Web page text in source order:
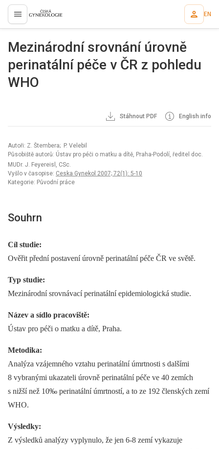
proLékaře.cz EN
Mezinárodní srovnání úrovně
perinatální péče v ČR z pohledu
WHO
Stáhnout PDF English info
Autoři: Z. Štembera; P. Velebil
Působiště autorů: Ústav pro péči o matku a dítě, Praha-Podolí, ředitel doc.
MUDr. J. Feyereisl, CSc.
Vyšlo v časopise: Ceska Gynekol 2007; 72(1): 5-10
Kategorie: Původní práce
Souhrn
Cíl studie:
Ověřit přední postavení úrovně perinatální péče ČR ve světě.
Typ studie:
Mezinárodní srovnávací perinatální epidemiologická studie.
Název a sídlo pracoviště:
Ústav pro péči o matku a dítě, Praha.
Metodika:
Analýza vzájemného vztahu perinatální úmrtnosti s dalšími
8 vybranými ukazateli úrovně perinatální péče ve 40 zemích
s nižší než 10‰ perinatální úmrtností, a to ze 192 členských zemí
WHO.
Výsledky:
Z výsledků analýzy vyplynulo, že jen 6-8 zemí vykazuje